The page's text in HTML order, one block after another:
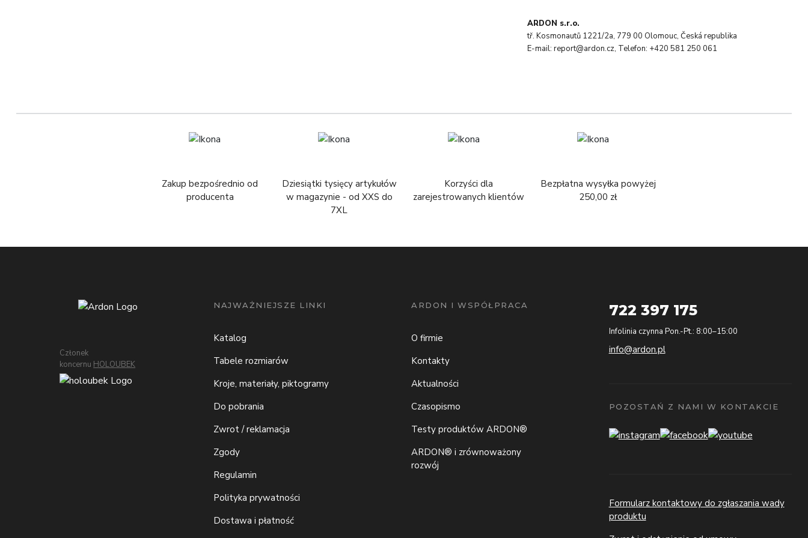
ARDON s.r.o.
tř. Kosmonautů 1221/2a, 779 00 Olomouc, Česká republika
E-mail: report@ardon.cz, Telefon: +420 581 250 061
Zakup bezpośrednio od
producenta
Dziesiątki tysięcy artykułów
w magazynie - od XXS do
7XL
Korzyści dla
zarejestrowanych klientów
Bezpłatna wysyłka powyżej
250,00 zł
Członek
koncernu HOLOUBEK
NAJWAŻNIEJSZE LINKI
Katalog
Tabele rozmiarów
Kroje, materiały, piktogramy
Do pobrania
Zwrot / reklamacja
Zgody
Regulamin
Polityka prywatności
Dostawa i płatność
ARDON I WSPÓŁPRACA
O firmie
Kontakty
Aktualności
Czasopismo
Testy produktów ARDON®
ARDON® i zrównoważony
rozwój
722 397 175
Infolinia czynna Pon.-Pt.: 8:00–15:00
info@ardon.pl
POZOSTAŃ Z NAMI W KONTAKCIE
Formularz kontaktowy do zgłaszania wady
produktu